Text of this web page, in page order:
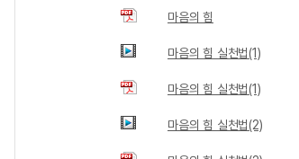
마음의 힘
마음의 힘 실천법(1)
마음의 힘 실천법(1)
마음의 힘 실천법(2)